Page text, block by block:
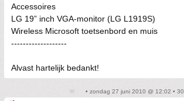
Accessoires
LG 19” inch VGA-monitor (LG L1919S)
Wireless Microsoft toetsenbord en muis
-------------------
Alvast hartelijk bedankt!
• zondag 27 juni 2010 @ 12:02 • 30